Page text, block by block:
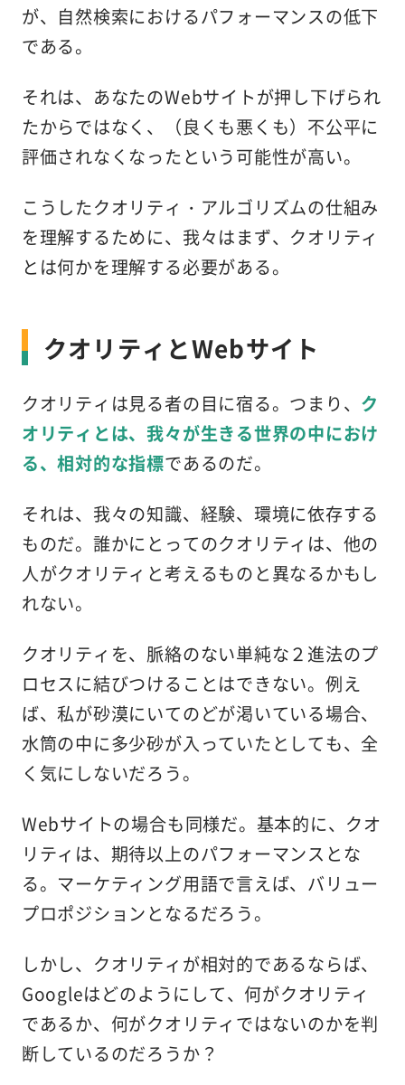
が、自然検索におけるパフォーマンスの低下
である。
それは、あなたのWebサイトが押し下げられ
たからではなく、（良くも悪くも）不公平に
評価されなくなったという可能性が高い。
こうしたクオリティ・アルゴリズムの仕組み
を理解するために、我々はまず、クオリティ
とは何かを理解する必要がある。
クオリティとWebサイト
クオリティは見る者の目に宿る。つまり、 ク
オリティとは、我々が生きる世界の中におけ
る、相対的な指標であるのだ。
それは、我々の知識、経験、環境に依存する
ものだ。誰かにとってのクオリティは、他の
人がクオリティと考えるものと異なるかもし
れない。
クオリティを、脈絡のない単純な２進法のプ
ロセスに結びつけることはできない。例え
ば、私が砂漠にいてのどが渇いている場合、
水筒の中に多少砂が入っていたとしても、全
く気にしないだろう。
Webサイトの場合も同様だ。基本的に、クオ
リティは、期待以上のパフォーマンスとな
る。マーケティング用語で言えば、バリュー
プロポジションとなるだろう。
しかし、クオリティが相対的であるならば、
Googleはどのようにして、何がクオリティ
であるか、何がクオリティではないのかを判
断しているのだろうか？